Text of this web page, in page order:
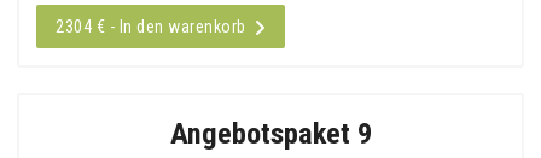
2304 € - In den warenkorb
Angebotspaket 9